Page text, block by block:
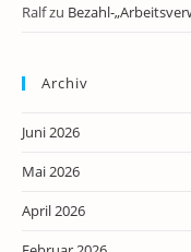
Ralfzu Bezahl-
Archiv
Juni 2026
Mai 2026
April 2026